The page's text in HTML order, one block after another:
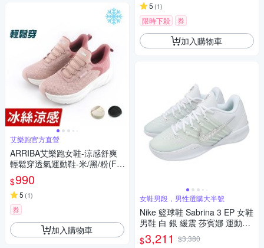
艾樂跑官方直營
ARRIBA艾樂跑女鞋-涼感舒爽
輕鬆穿透氣運動鞋-米/黑/粉(FA
640)
$990
5 (1)
券
加入購物車
5 (1)
限時下殺 券
加入購物車
女鞋男段，男性選購大半號
Nike 籃球鞋 Sabrina 3 EP 女鞋
男鞋 白 銀 緩震 莎賓娜 運動鞋
HF2882-101
$3,211 $3,380